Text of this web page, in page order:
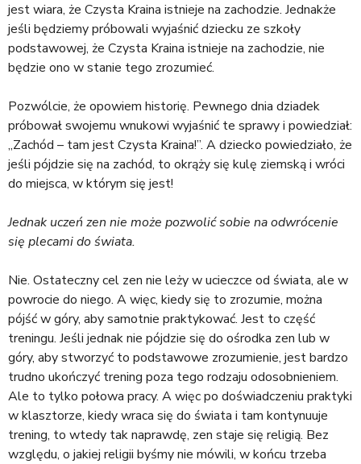
jest wiara, że Czysta Kraina istnieje na zachodzie. Jednakże
jeśli będziemy próbowali wyjaśnić dziecku ze szkoły
podstawowej, że Czysta Kraina istnieje na zachodzie, nie
będzie ono w stanie tego zrozumieć.
Pozwólcie, że opowiem historię. Pewnego dnia dziadek
próbował swojemu wnukowi wyjaśnić te sprawy i powiedział:
„Zachód – tam jest Czysta Kraina!”. A dziecko powiedziało, że
jeśli pójdzie się na zachód, to okrąży się kulę ziemską i wróci
do miejsca, w którym się jest!
Jednak uczeń zen nie może pozwolić sobie na odwrócenie
się plecami do świata.
Nie. Ostateczny cel zen nie leży w ucieczce od świata, ale w
powrocie do niego. A więc, kiedy się to zrozumie, można
pójść w góry, aby samotnie praktykować. Jest to część
treningu. Jeśli jednak nie pójdzie się do ośrodka zen lub w
góry, aby stworzyć to podstawowe zrozumienie, jest bardzo
trudno ukończyć trening poza tego rodzaju odosobnieniem.
Ale to tylko połowa pracy. A więc po doświadczeniu praktyki
w klasztorze, kiedy wraca się do świata i tam kontynuuje
trening, to wtedy tak naprawdę, zen staje się religią. Bez
względu, o jakiej religii byśmy nie mówili, w końcu trzeba